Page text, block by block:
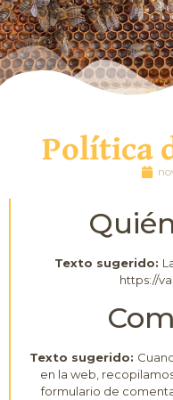
Política
Texto sugerido:
https://
Texto sugerido:
en la web,
formulario de